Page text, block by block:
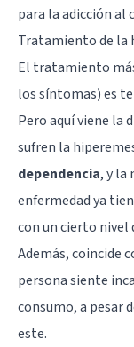
para la adicción al
Tratamiento de la
El tratamiento
los síntomas) es
Pero aquí viene la
sufren la
dependencia, y la
enfermedad ya
con un cierto nivel
Además, coincide
persona siente
consumo, a pesar
este.